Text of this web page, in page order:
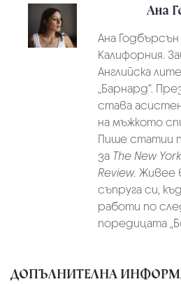
Ана
Ана
Калифорния.
Английска
„Барнард“.
става
на мъжкото
Пише статии
за The New
Review. Живее
съпруга си,
работи по
поредицата
ДОПЪЛНИТЕЛНА